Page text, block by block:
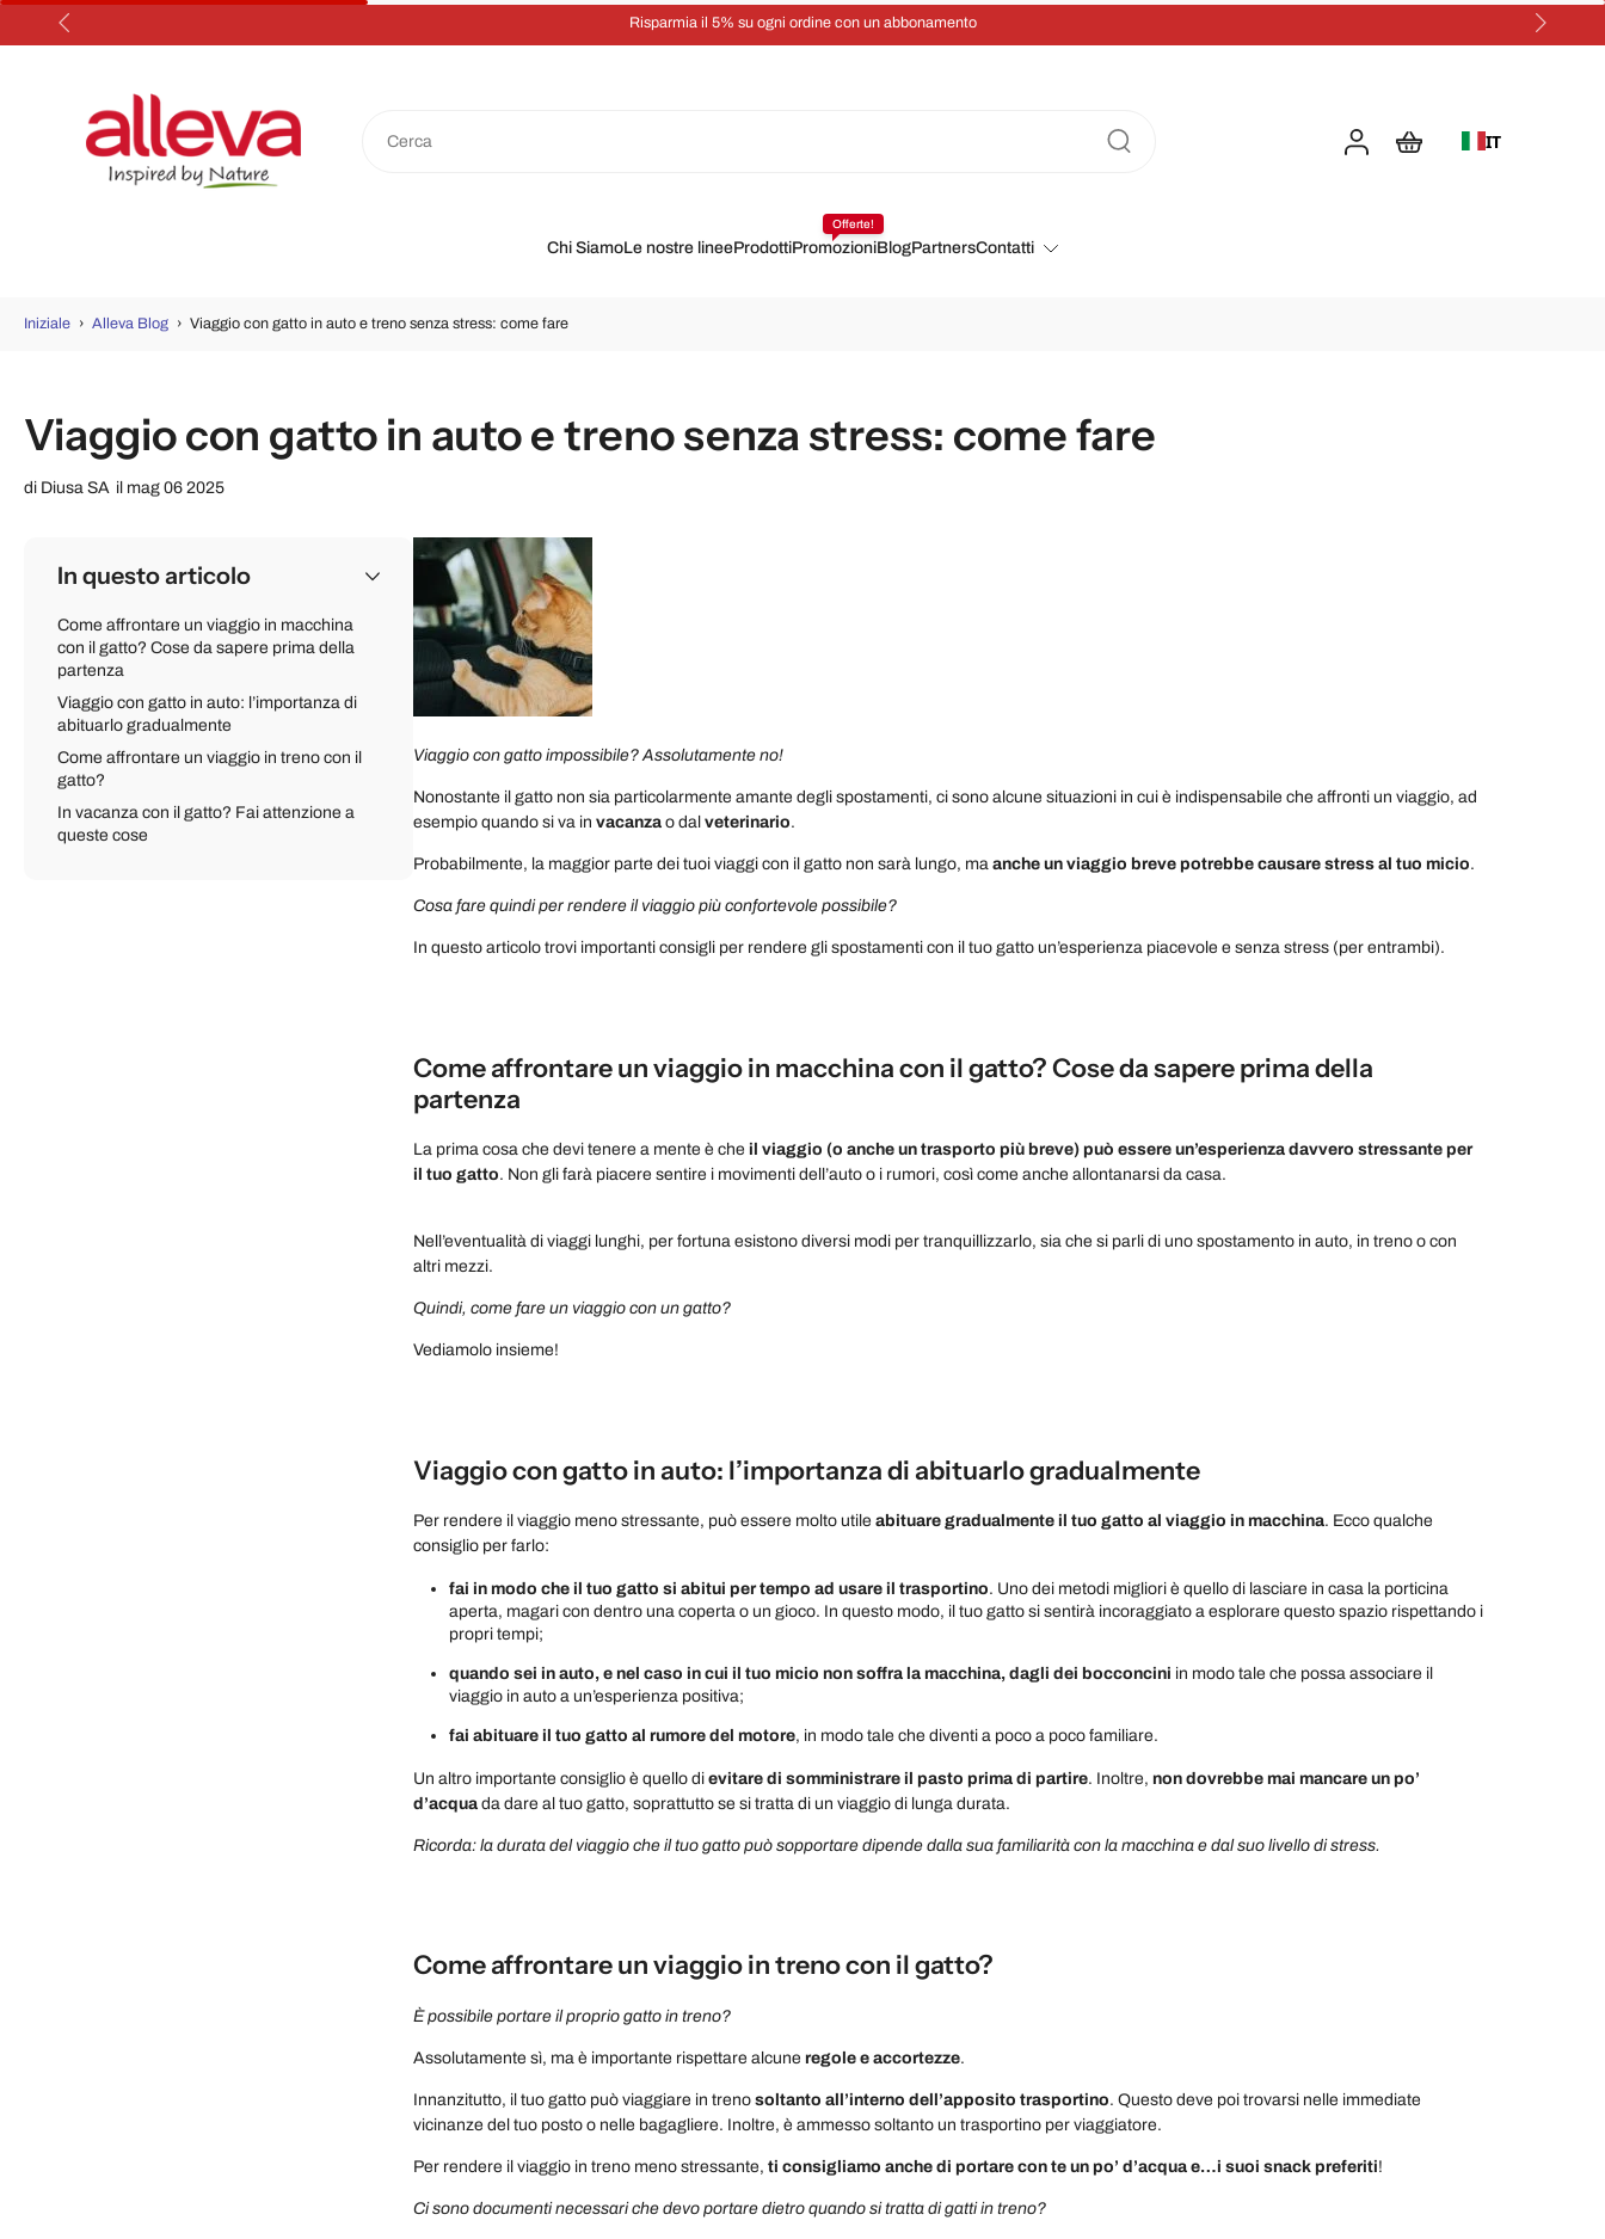
Salta
Risparmia il 5% su ogni ordine con un abbonamento
IT
Chi SiamoLe nostre lineeProdottiPromozioni
Offerte!
BlogPartnersContatti
Iniziale › Alleva Blog › Viaggio con gatto in auto e treno senza stress: come fare
Viaggio con gatto in auto e treno senza stress: come fare
di Diusa SA il mag 06 2025
In questo articolo
Come affrontare un viaggio in macchina
con il gatto? Cose da sapere prima della
partenza
Viaggio con gatto in auto: l’importanza di
abituarlo gradualmente
Come affrontare un viaggio in treno con il
gatto?
In vacanza con il gatto? Fai attenzione a
queste cose
Viaggio con gatto impossibile? Assolutamente no!
Nonostante il gatto non sia particolarmente amante degli spostamenti, ci sono alcune situazioni in cui è indispensabile che affronti un viaggio, ad
esempio quando si va in vacanza o dal veterinario.
Probabilmente, la maggior parte dei tuoi viaggi con il gatto non sarà lungo, ma anche un viaggio breve potrebbe causare stress al tuo micio.
Cosa fare quindi per rendere il viaggio più confortevole possibile?
In questo articolo trovi importanti consigli per rendere gli spostamenti con il tuo gatto un’esperienza piacevole e senza stress (per entrambi).
Come affrontare un viaggio in macchina con il gatto? Cose da sapere prima della
partenza
La prima cosa che devi tenere a mente è che il viaggio (o anche un trasporto più breve) può essere un’esperienza davvero stressante per
il tuo gatto. Non gli farà piacere sentire i movimenti dell’auto o i rumori, così come anche allontanarsi da casa.
Nell’eventualità di viaggi lunghi, per fortuna esistono diversi modi per tranquillizzarlo, sia che si parli di uno spostamento in auto, in treno o con
altri mezzi.
Quindi, come fare un viaggio con un gatto?
Vediamolo insieme!
Viaggio con gatto in auto: l’importanza di abituarlo gradualmente
Per rendere il viaggio meno stressante, può essere molto utile abituare gradualmente il tuo gatto al viaggio in macchina. Ecco qualche
consiglio per farlo:
fai in modo che il tuo gatto si abitui per tempo ad usare il trasportino. Uno dei metodi migliori è quello di lasciare in casa la porticina
aperta, magari con dentro una coperta o un gioco. In questo modo, il tuo gatto si sentirà incoraggiato a esplorare questo spazio rispettando i
propri tempi;
quando sei in auto, e nel caso in cui il tuo micio non soffra la macchina, dagli dei bocconcini in modo tale che possa associare il
viaggio in auto a un’esperienza positiva;
fai abituare il tuo gatto al rumore del motore, in modo tale che diventi a poco a poco familiare.
Un altro importante consiglio è quello di evitare di somministrare il pasto prima di partire. Inoltre, non dovrebbe mai mancare un po’
d’acqua da dare al tuo gatto, soprattutto se si tratta di un viaggio di lunga durata.
Ricorda: la durata del viaggio che il tuo gatto può sopportare dipende dalla sua familiarità con la macchina e dal suo livello di stress.
Come affrontare un viaggio in treno con il gatto?
È possibile portare il proprio gatto in treno?
Assolutamente sì, ma è importante rispettare alcune regole e accortezze.
Innanzitutto, il tuo gatto può viaggiare in treno soltanto all’interno dell’apposito trasportino. Questo deve poi trovarsi nelle immediate
vicinanze del tuo posto o nelle bagagliere. Inoltre, è ammesso soltanto un trasportino per viaggiatore.
Per rendere il viaggio in treno meno stressante, ti consigliamo anche di portare con te un po’ d’acqua e…i suoi snack preferiti!
Ci sono documenti necessari che devo portare dietro quando si tratta di gatti in treno?